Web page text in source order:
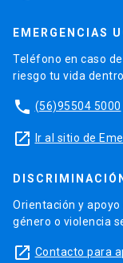
EMERGENCIAS
Teléfono en caso
riesgo tu vida
phone (56)95504 5000
launch Ir al sitio de
Orientación y
género o violencia
launch Contacto para